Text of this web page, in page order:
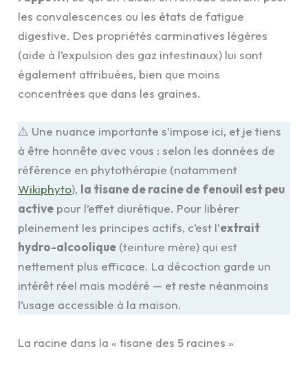
les convalescences ou les états de fatigue
digestive. Des propriétés carminatives légères
(aide à l’expulsion des gaz intestinaux) lui sont
également attribuées, bien que moins
concentrées que dans les graines.
⚠️ Une nuance importante s’impose ici, et je tiens
à être honnête avec vous : selon les données de
référence en phytothérapie (notamment
Wikiphyto), la tisane de racine de fenouil est peu
active pour l’effet diurétique. Pour libérer
pleinement les principes actifs, c’est l’extrait
hydro-alcoolique (teinture mère) qui est
nettement plus efficace. La décoction garde un
intérêt réel mais modéré — et reste néanmoins
l’usage accessible à la maison.
La racine dans la « tisane des 5 racines »